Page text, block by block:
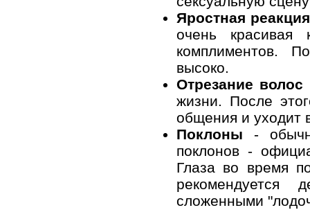
Яростная
очень
комплиментов.
высоко.
Отрезание волос
жизни. После
общения и уходит
Поклоны -
поклонов -
Глаза во время
сложенными